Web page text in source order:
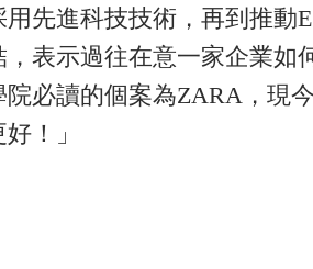
用先進科技技術，再到推
表示過往在意一家企業
必讀的個案為ZARA，現
！」